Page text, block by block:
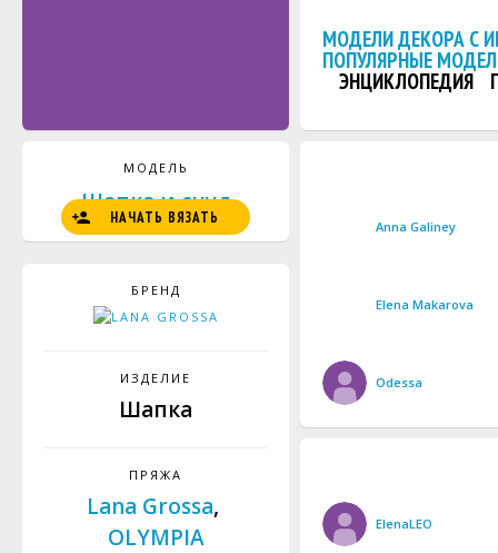
МОДЕЛИ ДЕКОРА С
ПОПУЛЯРНЫЕ
ЭНЦИКЛОПЕДИЯ
МОДЕЛЬ
Шапка и снуд
НАЧАТЬ ВЯЗАТЬ
БРЕНД
ИЗДЕЛИЕ
Шапка
ПРЯЖА
Lana Grossa,
OLYMPIA
Anna Galiney
Elena Makarova
Odessa
ElenaLEO